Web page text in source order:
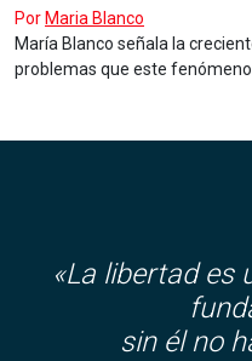
Por Maria Blanco
María Blanco señala la
problemas que este
«La libertad es
sin él no